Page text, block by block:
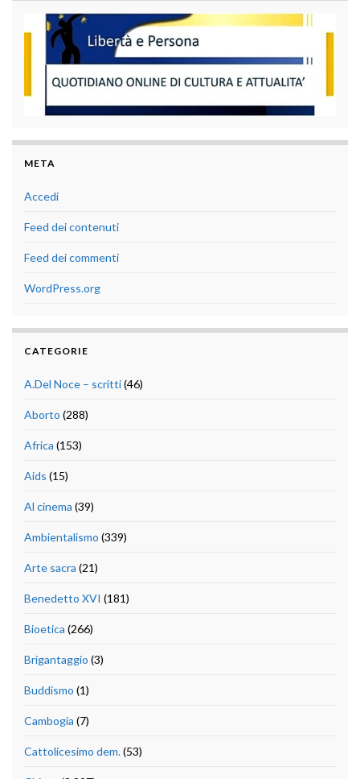
META
Accedi
Feed dei contenuti
Feed dei commenti
WordPress.org
CATEGORIE
A.Del Noce – scritti(46)
Aborto (288)
Africa (153)
Aids (15)
Al cinema (39)
Ambientalismo (339)
Arte sacra (21)
Benedetto XVI (181)
Bioetica (266)
Brigantaggio (3)
Buddismo (1)
Cambogia (7)
Cattolicesimo dem.(53)